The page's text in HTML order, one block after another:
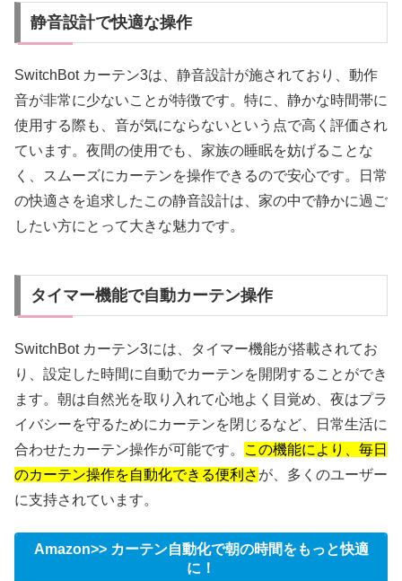
静音設計で快適な操作
SwitchBot カーテン3は、静音設計が施されており、動作
音が非常に少ないことが特徴です。特に、静かな時間帯に
使用する際も、音が気にならないという点で高く評価され
ています。夜間の使用でも、家族の睡眠を妨げることな
く、スムーズにカーテンを操作できるので安心です。日常
の快適さを追求したこの静音設計は、家の中で静かに過ご
したい方にとって大きな魅力です。
タイマー機能で自動カーテン操作
SwitchBot カーテン3には、タイマー機能が搭載されてお
り、設定した時間に自動でカーテンを開閉することができ
ます。朝は自然光を取り入れて心地よく目覚め、夜はプラ
イバシーを守るためにカーテンを閉じるなど、日常生活に
合わせたカーテン操作が可能です。
この機能により、毎日
のカーテン操作を自動化できる便利さ が、多くのユーザー
に支持されています。
Amazon>> カーテン自動化で朝の時間をもっと快適
に！